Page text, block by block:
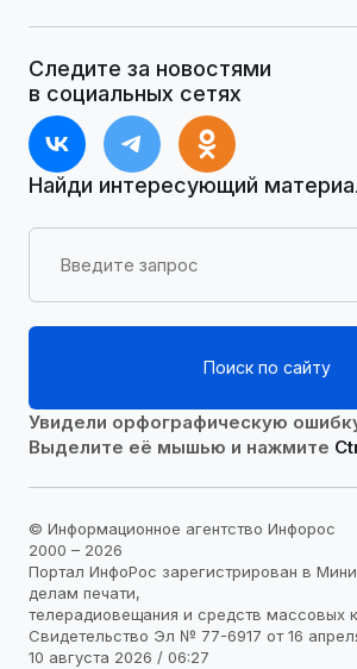
Следите за новостями
в социальных сетях
Найди интересующий
Поиск по сайту
Увидели орфографическую
Выделите её мышью и нажмите
© Информационное агентство Инфорос
2000 – 2026
Портал ИнфоРос зарегистрирован в
делам печати,
телерадиовещания и средств массовых
Свидетельство Эл № 77-6917 от 16
10 августа 2026 / 06:27